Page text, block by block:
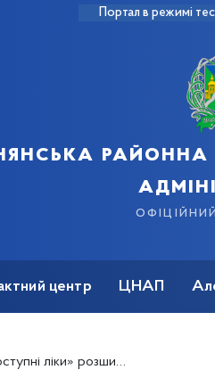
Портал в режимі
районна
центр ЦНАП
– Валентина Гінзбург